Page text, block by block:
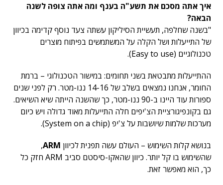
איך אתה מסכם את תשע"ה בענף ומה אתה צופה לשנה
הבאה?
"בשנה שחלפה, תעשיית הסיליקון עשתה צעד נוסף קדימה בכיוון
של התייעלות ושל הקלה על המשתמשים בפיתוח מוצרים
טכנולוגיים (Easy to use).
ההתייעלות מתבטאת בשני תחומים: במישור הטכנולוגי – ברמת
החומר, אנחנו נמצאים בשלב של 14-16 ננו-מטר. רק לפני שנים
ספורות עוד היינו ב-90 ננו-מטר, כך שהשנה הייתה שיא השיאים.
גם בקונפיגורציית הצ'יפים חלה התייעלות מאוד גדולה ויש כיום
מערכות שלמות שיושבות על צ'יפ (System on a chip).
בנושא קלות השימוש – העולם עשה תפנית לכיוון ARM
,
שהשימוש בו קל יותר. כיוון שהאקו-סיסטם סביב ARM חזק כל
כך, הוא מאפשר זאת.